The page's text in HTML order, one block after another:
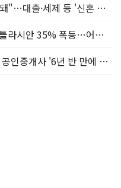
이 대통령 "결혼이 부담돼선 안돼"…대출·세제 등 '신혼 걸림돌' 제거
[美증시 특징주] 소프트웨어 아틀라시안 35% 폭등…어닝서프, 투자의견 줄줄이 상향
거래절벽에 찬바람 분다…개업 공인중개사 '6년 반 만에 최저'